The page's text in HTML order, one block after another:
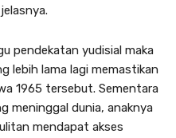
pendekatan yudisial maka
lebih lama lagi memastikan
1965 tersebut. Sementara
meninggal dunia, anaknya
mendapat akses